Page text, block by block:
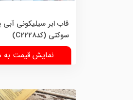
قاب ابر سیلیکونی آبی
سوکتی (کدC2228)
نمایش قیمت به